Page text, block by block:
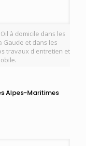
à domicile dans les
Gaude et dans les
travaux d'entretien et
Alpes-Maritimes